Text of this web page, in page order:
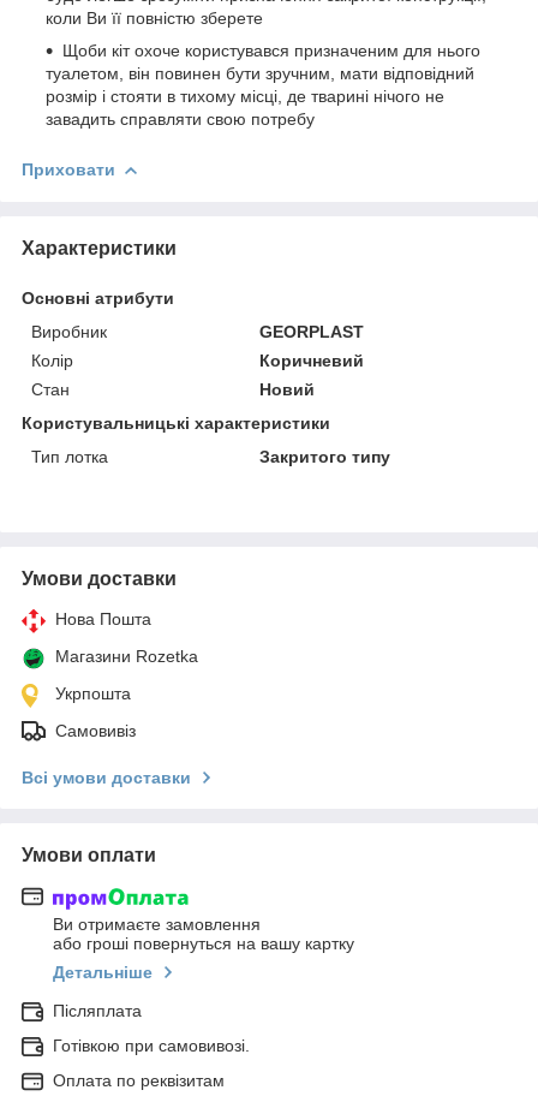
коли Ви її повністю зберете
Щоби кіт охоче користувався призначеним для нього
туалетом, він повинен бути зручним, мати відповідний
розмір і стояти в тихому місці, де тварині нічого не
завадить справляти свою потребу
Приховати
Характеристики
Основні атрибути
Виробник
GEORPLAST
Колір
Коричневий
Стан
Новий
Користувальницькі характеристики
Тип лотка
Закритого типу
Умови доставки
Нова Пошта
Магазини Rozetka
Укрпошта
Самовивіз
Всі умови доставки
Умови оплати
Ви отримаєте замовлення
або гроші повернуться на вашу картку
Детальніше
Післяплата
Готівкою при самовивозі.
Оплата по реквізитам